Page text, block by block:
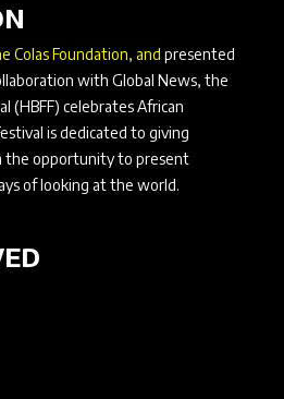
Colas Foundation, and presented
with Global News, the
(HBFF) celebrates African
is dedicated to giving
the opportunity to present
of looking at the world.